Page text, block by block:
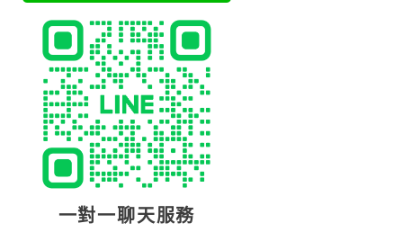
一對一聊天服務